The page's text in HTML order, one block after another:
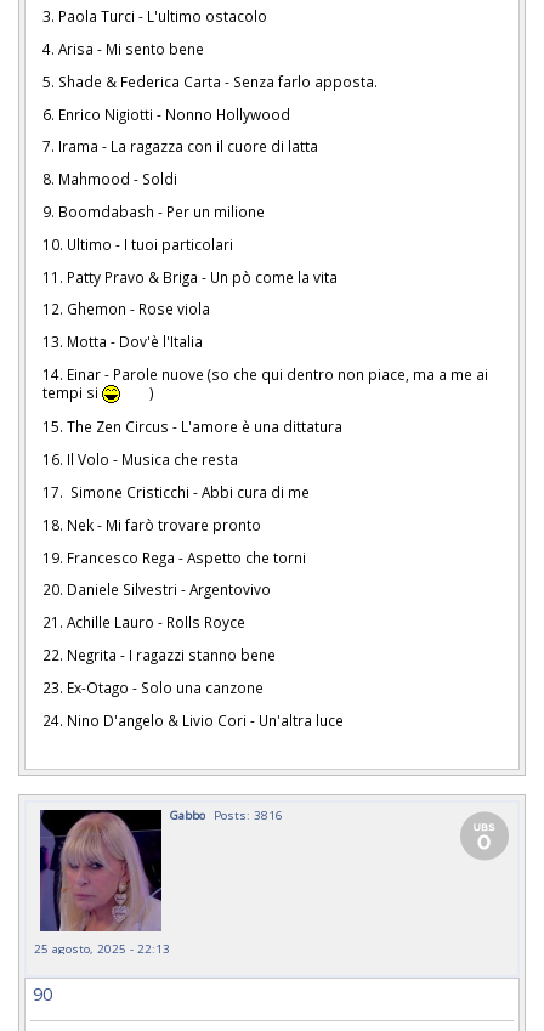
3. Paola Turci - L'ultimo ostacolo
4. Arisa - Mi sento bene
5. Shade & Federica Carta - Senza farlo apposta.
6. Enrico Nigiotti - Nonno Hollywood
7. Irama - La ragazza con il cuore di latta
8. Mahmood - Soldi
9. Boomdabash - Per un milione
10. Ultimo - I tuoi particolari
11. Patty Pravo & Briga - Un pò come la vita
12. Ghemon - Rose viola
13. Motta - Dov'è l'Italia
14. Einar - Parole nuove (so che qui dentro non piace, ma a me ai
tempi si
)
15. The Zen Circus - L'amore è una dittatura
16. Il Volo - Musica che resta
17. Simone Cristicchi - Abbi cura di me
18. Nek - Mi farò trovare pronto
19. Francesco Rega - Aspetto che torni
20. Daniele Silvestri - Argentovivo
21. Achille Lauro - Rolls Royce
22. Negrita - I ragazzi stanno bene
23. Ex-Otago - Solo una canzone
24. Nino D'angelo & Livio Cori - Un'altra luce
Gabbo Posts: 3816
25 agosto, 2025 - 22:13
90